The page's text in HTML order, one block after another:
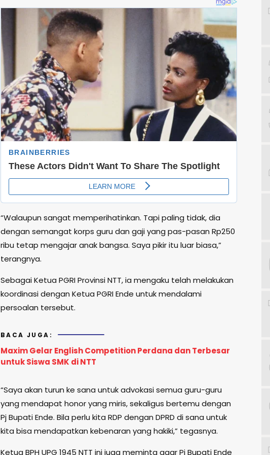
“Walaupun sangat memperihatinkan. Tapi paling tidak, dia
dengan semangat korps guru dan gaji yang pas-pasan Rp250
ribu tetap mengajar anak bangsa. Saya pikir itu luar biasa,”
terangnya.
Sebagai Ketua PGRI Provinsi NTT, ia mengaku telah melakukan
koordinasi dengan Ketua PGRI Ende untuk mendalami
persoalan tersebut.
BACA JUGA:
Maxim Gelar English Competition Perdana dan Terbesar
untuk Siswa SMK di NTT
“Saya akan turun ke sana untuk advokasi semua guru-guru
yang mendapat honor yang miris, sekaligus bertemu dengan
Pj Bupati Ende. Bila perlu kita RDP dengan DPRD di sana untuk
kita bisa mendapatkan kebenaran yang hakiki,” tegasnya.
Ketua BPH UPG 1945 NTT ini juga meminta agar Pj Bupati Ende